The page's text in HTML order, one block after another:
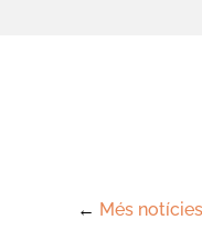
← Més notícies